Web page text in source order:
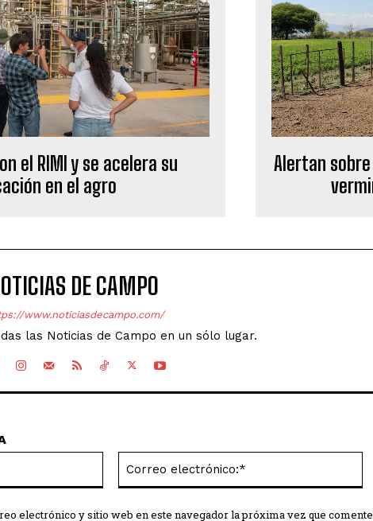
el RIMI y se acelera su
en el agro
Alertan
DE CAMPO
www.noticiasdecampo.com/
las Noticias de Campo en un sólo lugar.
electrónico y sitio web en este navegador la próxima vez que